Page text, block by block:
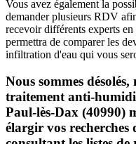
Vous avez également la
demander plusieurs RDV
recevoir différents experts
permettra de comparer les
infiltration d'eau qui vous
Nous sommes
traitement anti-
Paul-lès-Dax (40990)
élargir vos recherches